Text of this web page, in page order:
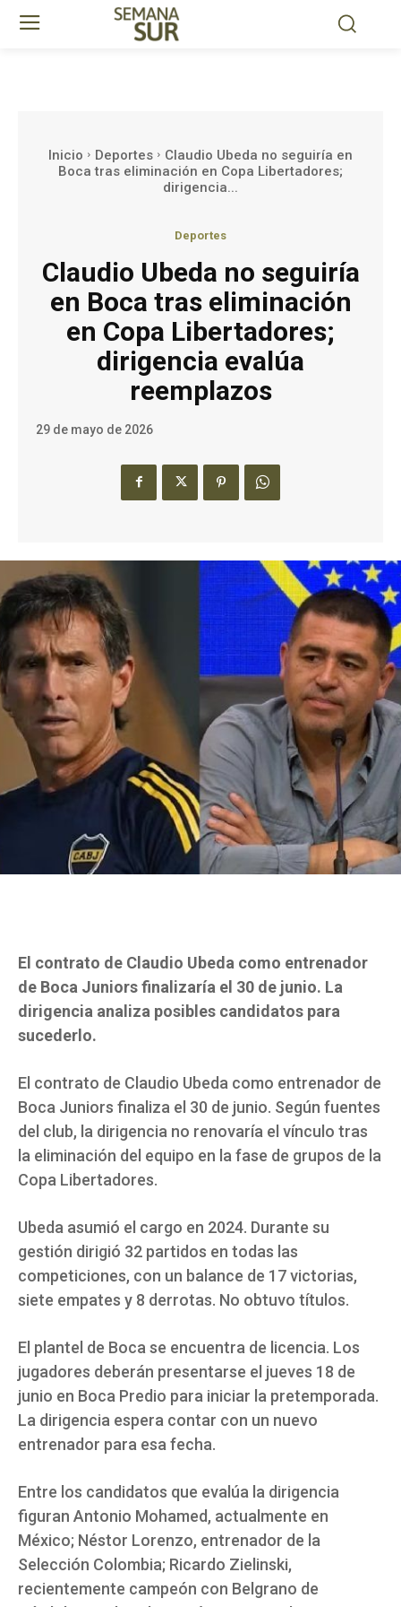
Inicio Deportes
Claudio Ubeda no seguiría en
Boca tras eliminación en Copa Libertadores;
dirigencia...
Deportes
Claudio Ubeda no seguiría
en Boca tras eliminación
en Copa Libertadores;
dirigencia evalúa
reemplazos
29 de mayo de 2026
El contrato de Claudio Ubeda como entrenador
de Boca Juniors finalizaría el 30 de junio. La
dirigencia analiza posibles candidatos para
sucederlo.
El contrato de Claudio Ubeda como entrenador de
Boca Juniors finaliza el 30 de junio. Según fuentes
del club, la dirigencia no renovaría el vínculo tras
la eliminación del equipo en la fase de grupos de la
Copa Libertadores.
Ubeda asumió el cargo en 2024. Durante su
gestión dirigió 32 partidos en todas las
competiciones, con un balance de 17 victorias,
siete empates y 8 derrotas. No obtuvo títulos.
El plantel de Boca se encuentra de licencia. Los
jugadores deberán presentarse el jueves 18 de
junio en Boca Predio para iniciar la pretemporada.
La dirigencia espera contar con un nuevo
entrenador para esa fecha.
Entre los candidatos que evalúa la dirigencia
figuran Antonio Mohamed, actualmente en
México; Néstor Lorenzo, entrenador de la
Selección Colombia; Ricardo Zielinski,
recientemente campeón con Belgrano de